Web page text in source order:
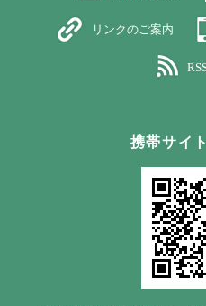
リンクのご案内
携帯サイ